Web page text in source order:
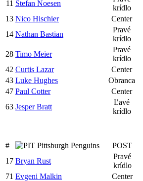
11 Stefan Noesen
krídlo
13 Nico Hischier Center
14 Nathan Bastian
Pravé
krídlo
28 Timo Meier
Pravé
krídlo
42 Curtis Lazar Center
43 Luke Hughes Obranca
47 Paul Cotter Center
63 Jesper Bratt
Ľavé
krídlo
# Pittsburgh Penguins POST
17 Bryan Rust
Pravé
krídlo
71 Evgeni Malkin Center